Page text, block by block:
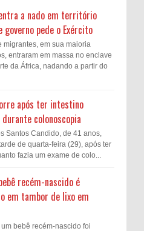
a nado em território
governo pede o Exército
migrantes, em sua maioria
entraram em massa no enclave
da África, nadando a partir do
após ter intestino
colonoscopia
Santos Candido, de 41 anos,
de quarta-feira (29), após ter
fazia um exame de colo...
recém-nascido é
em tambor de lixo em
bebê recém-nascido foi